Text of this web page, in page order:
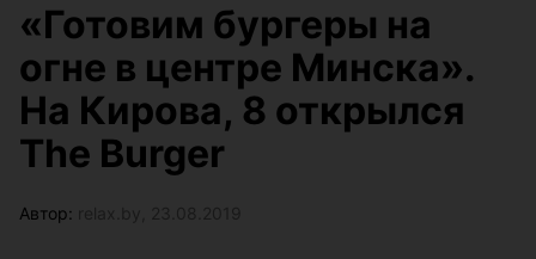
«Готовим бургеры на
огне в центре Минска».
На Кирова, 8 открылся
The Burger
Автор: